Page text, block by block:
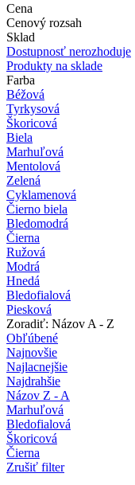
Cena
Cenový rozsah
Sklad
Dostupnosť nerozhoduje
Produkty na sklade
Farba
Béžová
Tyrkysová
Škoricová
Biela
Marhuľová
Mentolová
Zelená
Cyklamenová
Čierno biela
Bledomodrá
Čierna
Ružová
Modrá
Hnedá
Bledofialová
Piesková
Zoradiť: Názov A - Z
Obľúbené
Najnovšie
Najlacnejšie
Najdrahšie
Názov Z - A
Marhuľová
Bledofialová
Škoricová
Čierna
Zrušiť filter